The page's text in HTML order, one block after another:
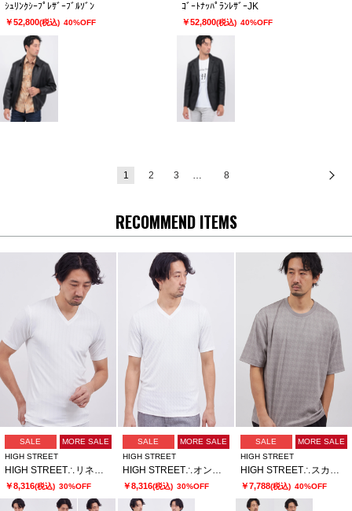
ｼｭﾘﾝｸｼｰﾌﾟﾚｻﾞｰﾌﾞﾙｿﾞﾝ
￥52,800(税込) 40%OFF
ｺﾞｰﾄﾅｯﾊﾟﾗﾝﾚｻﾞｰJK
￥52,800(税込) 40%OFF
1 2 3 … 8
RECOMMEND ITEMS
SALE
MORE SALE
HIGH STREET
HIGH STREET∴リネアJQハンソデVネック
￥8,316(税込) 30%OFF
SALE
MORE SALE
HIGH STREET
HIGH STREET∴オンデJQハンソデVネック
￥8,316(税込) 30%OFF
SALE
MORE SALE
HIGH STREET
HIGH STREET∴スカラウィーブハンソデBigクルーネック
￥7,788(税込) 40%OFF